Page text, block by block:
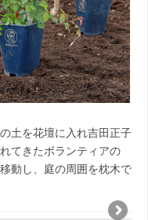
土を花壇に入れ吉田正子
てきたボランティアの
動し、庭の周囲を枕木で